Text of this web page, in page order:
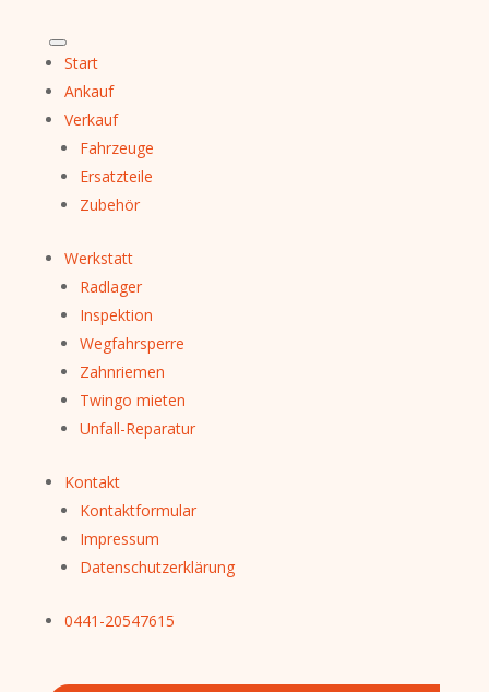
Start
Ankauf
Verkauf
Fahrzeuge
Ersatzteile
Zubehör
Werkstatt
Radlager
Inspektion
Wegfahrsperre
Zahnriemen
Twingo mieten
Unfall-Reparatur
Kontakt
Kontaktformular
Impressum
Datenschutzerklärung
0441-20547615